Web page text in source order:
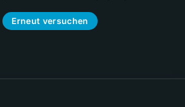
Erneut versuchen